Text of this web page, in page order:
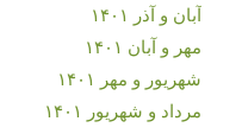
آبان و آذر ۱۴۰۱
مهر و آبان ۱۴۰۱
شهریور و مهر ۱۴۰۱
مرداد و شهریور ۱۴۰۱